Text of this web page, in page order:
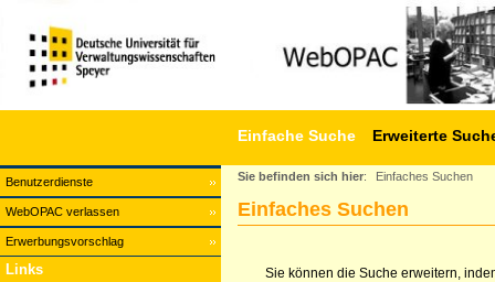
Benutzerdienste
WebOPAC verlassen
Erwerbungsvorschlag
Einfache Suche Erweiterte
Links
Sie befinden sich hier: Einfaches Suchen
Einfaches Suchen
Sie können die Suche erweitern,